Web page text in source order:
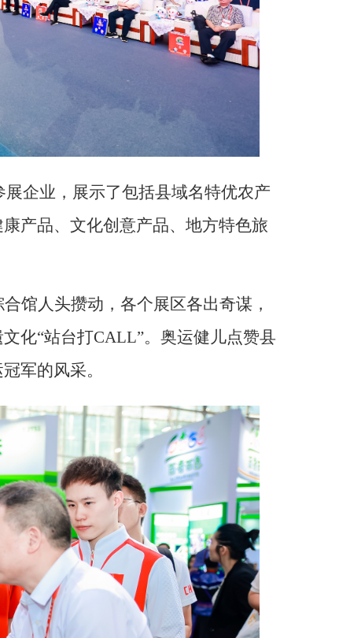
展企业，展示了包括县域名特优农产
产品、文化创意产品、地方特色旅
馆人头攒动，各个展区各出奇谋，
文化“站台打CALL”。奥运健儿点赞县
军的风采。